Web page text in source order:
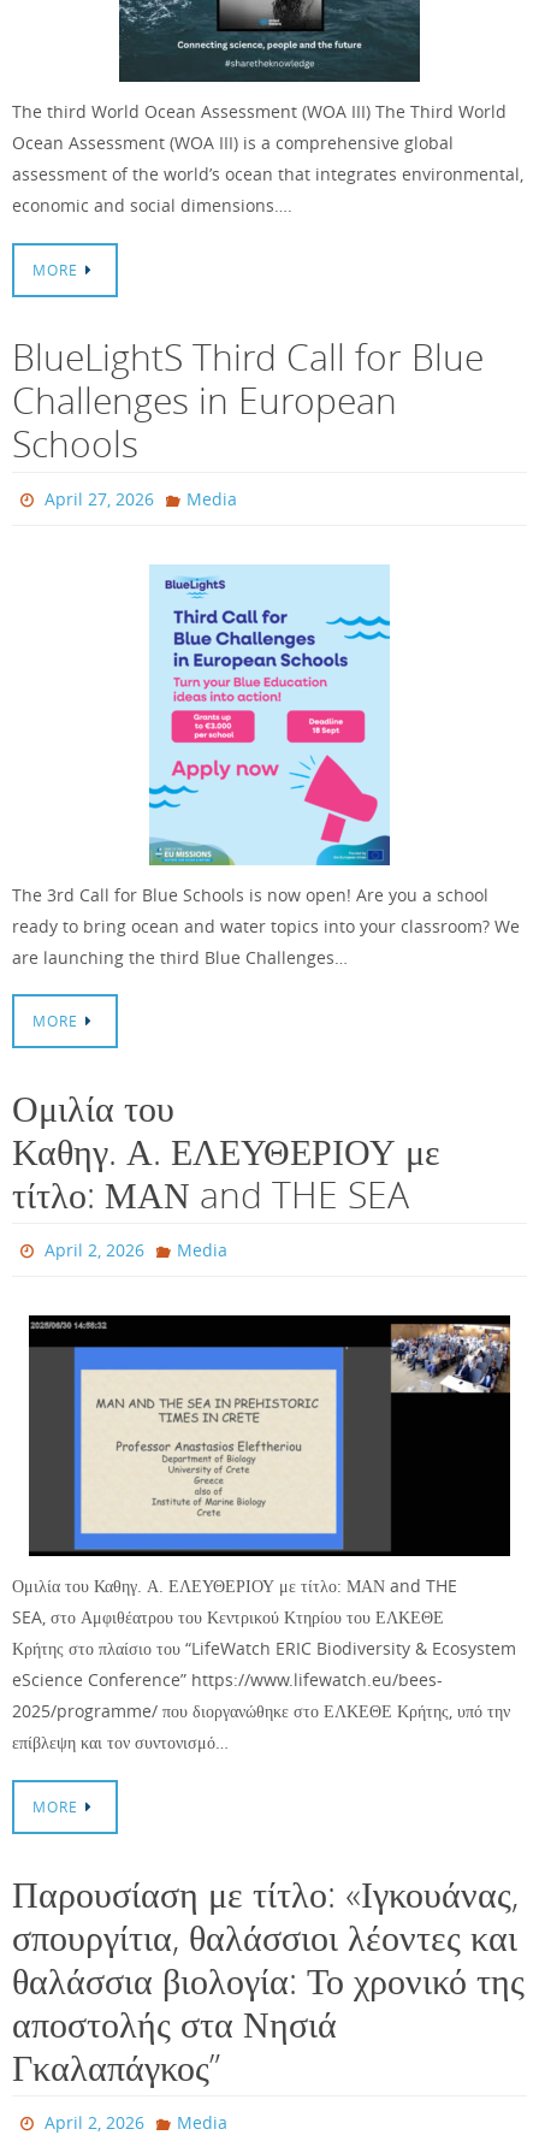
The third World Ocean Assessment (WOA III) The Third World
Ocean Assessment (WOA III) is a comprehensive global
assessment of the world’s ocean that integrates environmental,
economic and social dimensions….
MORE
BlueLightS Third Call for Blue
Challenges in European
Schools
April 27, 2026 Media
The 3rd Call for Blue Schools is now open! Are you a school
ready to bring ocean and water topics into your classroom? We
are launching the third Blue Challenges…
MORE
Ομιλία του
Καθηγ. Α. ΕΛΕΥΘΕΡΙΟΥ με
τίτλο: ΜΑΝ and THE SEA
April 2, 2026 Media
Ομιλία του Καθηγ. Α. ΕΛΕΥΘΕΡΙΟΥ με τίτλο: ΜΑΝ and THE
SEA, στο Αμφιθέατρου του Κεντρικού Κτηρίου του ΕΛΚΕΘΕ
Κρήτης στο πλαίσιο του “LifeWatch ERIC Biodiversity & Ecosystem
eScience Conference” https://www.lifewatch.eu/bees-
2025/programme/ που διοργανώθηκε στο ΕΛΚΕΘΕ Κρήτης, υπό την
επίβλεψη και τον συντονισμό…
MORE
Παρουσίαση με τίτλο: «Ιγκουάνας,
σπουργίτια, θαλάσσιοι λέοντες και
θαλάσσια βιολογία: Το χρονικό της
αποστολής στα Νησιά
Γκαλαπάγκος”
April 2, 2026 Media